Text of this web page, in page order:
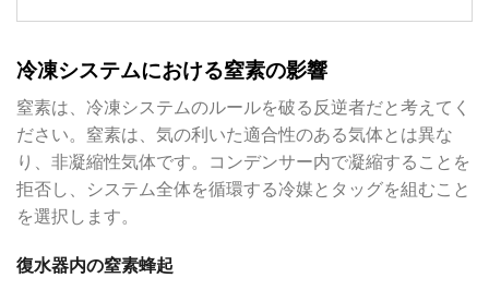
冷凍システムにおける窒素の影響
窒素は、冷凍システムのルールを破る反逆者だと考えてく
ださい。窒素は、気の利いた適合性のある気体とは異な
り、非凝縮性気体です。コンデンサー内で凝縮することを
拒否し、システム全体を循環する冷媒とタッグを組むこと
を選択します。
復水器内の窒素蜂起